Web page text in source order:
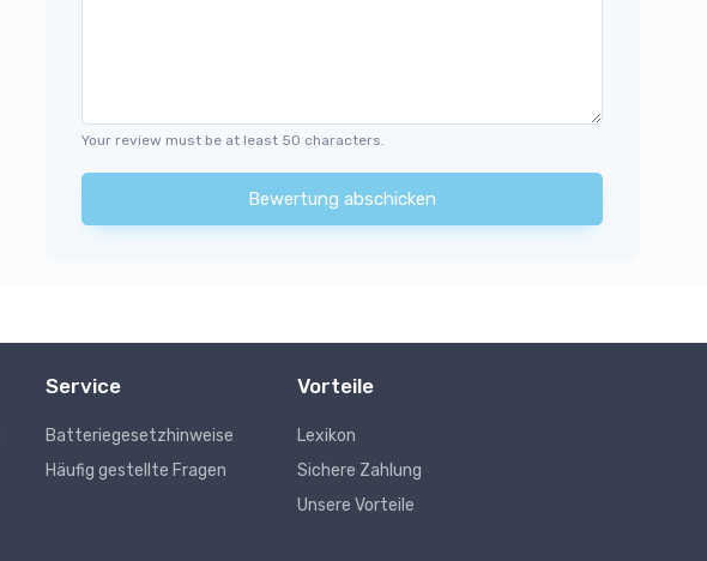
Your review must be at least 50 characters.
Bewertung abschicken
Service
Batteriegesetzhinweise
Häufig gestellte Fragen
Vorteile
Lexikon
Sichere Zahlung
Unsere Vorteile